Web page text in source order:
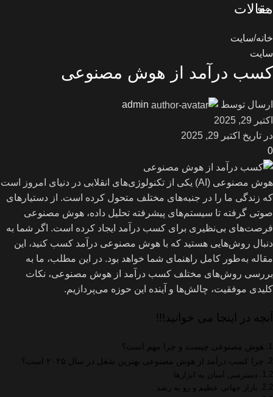
منو
مقالات
خانه سایت
سایت
کسب درآمد از هوش مصنوعی
ارسال توسط
admin
اکتبر 29, 2025
در تاریخ اکتبر 29, 2025
0
هوش مصنوعی (AI) یکی از تکنولوژی‌های انقلابی در دنیای امروز است
که زندگی ما را در جنبه‌های مختلف متحول کرده است. از دستیارهای
صوتی گرفته تا سیستم‌های پیشرفته تحلیل داده، هوش مصنوعی
فرصت‌های بی‌نظیری برای کسب درآمد ایجاد کرده است. اگر شما به
دنبال روش‌هایی هستید که با هوش مصنوعی درآمد کسب کنید، این
مقاله به‌طور کامل راهنمای شما خواهد بود. در این مطلب، ما به
بررسی روش‌های مختلف کسب درآمد از هوش مصنوعی، نکات
کلیدی موفقیت، چالش‌ها و آینده این حوزه می‌پردازیم.
آنچه در اینجا می خوانید!!!
هوش مصنوعی چیست و چرا مهم است؟
چرا کسب درآمد از هوش مصنوعی بهترین شغل در سال ۲۰۲۵ است؟
دسترسی آسان به ابزارها
بازار جهانی عظیم و رو به رشد